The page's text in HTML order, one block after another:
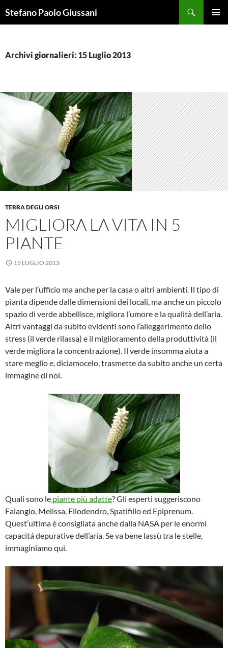
alStefano Paolo Giussani
Archivi giornalieri: 15 Luglio 2013
TERRA DEGLI ORSI
MIGLIORA LA VITA IN 5
PIANTE
15 LUGLIO 2013
Vale per l’ufficio ma anche per la casa o altri ambienti. Il tipo di
pianta dipende dalle dimensioni dei locali, ma anche un piccolo
spazio di verde abbellisce, migliora l’umore e la qualità dell’aria.
Altri vantaggi da subito evidenti sono l’alleggerimento dello
stress (il verde rilassa) e il miglioramento della produttività (il
verde migliora la concentrazione). Il verde insomma aiuta a
stare meglio e, diciamocelo, trasmette da subito anche un certa
immagine di noi.
Quali sono le piante più adatte? Gli esperti suggeriscono
Falangio, Melissa, Filodendro, Spatifillo ed Epiprenum.
Quest’ultima è consigliata anche dalla NASA per le enormi
capacitá depurative dell’aria. Se va bene lassù tra le stelle,
immaginiamo qui.